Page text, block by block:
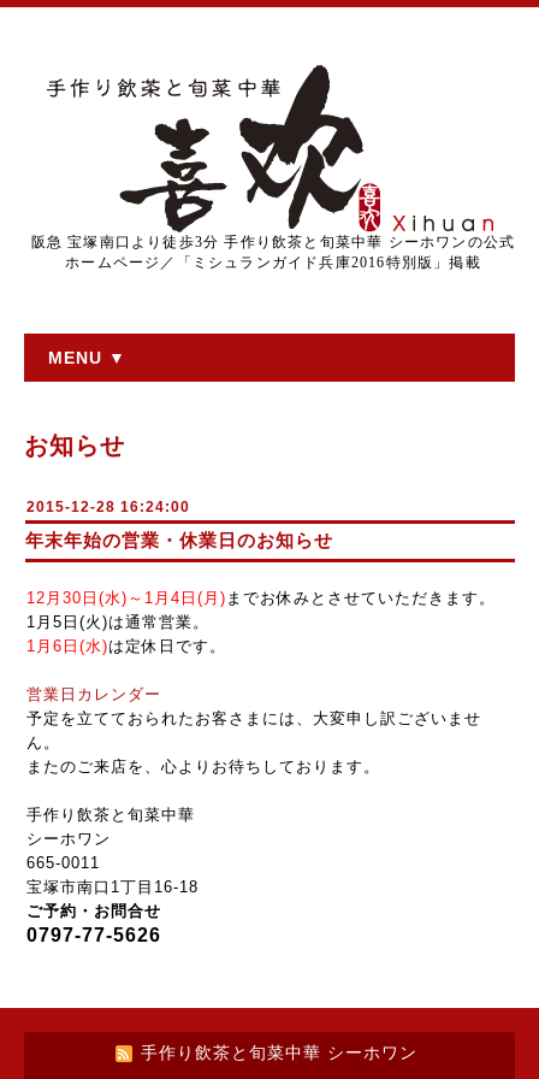
阪急 宝塚南口より徒歩3分 手作り飲茶と旬菜中華 シーホワンの公式
ホームページ／「ミシュランガイド兵庫2016特別版」掲載
MENU ▼
お知らせ
2015-12-28 16:24:00
年末年始の営業・休業日のお知らせ
12月30日 (水) ～1月4日 ( 月 ) までお休みとさせていただきます。
1月5日(火)は通常営業。
1月6日(水)は定休日です 。
営業日カレンダー
予定を立てておられたお客さまには、大変申し訳ございませ
ん。
またのご来店を、心よりお待ちしております。
手作り飲茶と旬菜中華
シーホワン
665-0011
宝塚市南口1丁目16-18
ご予約・お問合せ
0797-77-5626
手作り飲茶と旬菜中華 シーホワン